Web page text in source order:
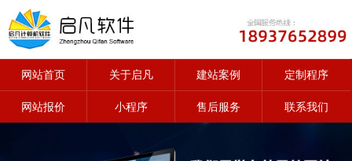
网站首页 关于启凡 建站案例 定制程序
网站报价 小程序 售后服务 联系我们